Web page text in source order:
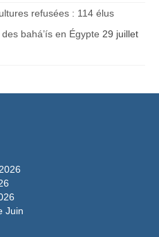
refusées : 114 élus
bahá’ís en Égypte 29 juillet
Juin